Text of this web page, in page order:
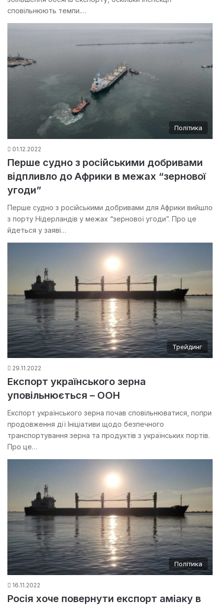
сповільнюють темпи.…
Політика
01.12.2022
Перше судно з російськими добривами
відпливло до Африки в межах “зернової
угоди”
Перше судно з російськими добривами для Африки вийшло
з порту Нідерландів у межах “зернової угоди”. Про це
йдеться у заяві…
Трейдинг
29.11.2022
Експорт українського зерна
уповільнюється – ООН
Експорт українського зерна почав сповільнюватися, попри
продовження дії Ініціативи щодо безпечного
транспортування зерна та продуктів з українських портів.
Про це…
Політика
16.11.2022
Росія хоче повернути експорт аміаку в